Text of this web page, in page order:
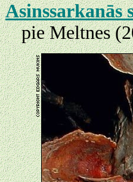
Asinssarkanās
pie Meltnes